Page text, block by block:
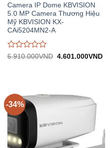
Camera IP Dome KBVISION
5.0 MP Camera Thương Hiệu
Mỹ KBVISION KX-
CAi5204MN2-A
Được
5
6.910.000VND Giá
4.601.000VNDGiá
-34%